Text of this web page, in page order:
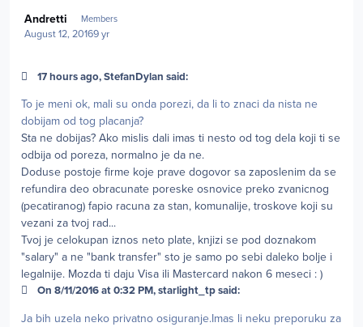
Andretti Members
August 12, 20169 yr
17 hours ago, StefanDylan said:
To je meni ok, mali su onda porezi, da li to znaci da nista ne
dobijam od tog placanja?
Sta ne dobijas? Ako mislis dali imas ti nesto od tog dela koji ti se
odbija od poreza, normalno je da ne.
Doduse postoje firme koje prave dogovor sa zaposlenim da se
refundira deo obracunate poreske osnovice preko zvanicnog
(pecatiranog) fapio racuna za stan, komunalije, troskove koji su
vezani za tvoj rad...
Tvoj je celokupan iznos neto plate, knjizi se pod doznakom
"salary" a ne "bank transfer" sto je samo po sebi daleko bolje i
legalnije. Mozda ti daju Visa ili Mastercard nakon 6 meseci : )
On 8/11/2016 at 0:32 PM, starlight_tp said:
Ja bih uzela neko privatno osiguranje.Imas li neku preporuku za